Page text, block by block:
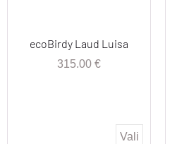
ecoBirdy Laud Luisa
315.00 €
Vali